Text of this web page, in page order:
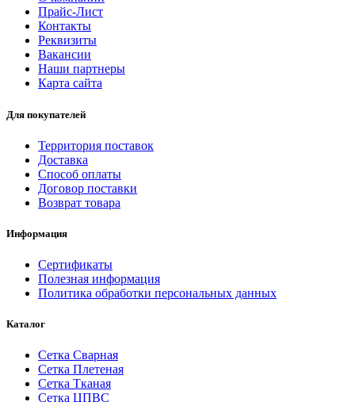
Прайс-Лист
Контакты
Реквизиты
Вакансии
Наши партнеры
Карта сайта
Для покупателей
Территория поставок
Доставка
Способ оплаты
Договор поставки
Возврат товара
Информация
Сертификаты
Полезная информация
Политика обработки персональных данных
Каталог
Сетка Сварная
Сетка Плетеная
Сетка Тканая
Сетка ЦПВС